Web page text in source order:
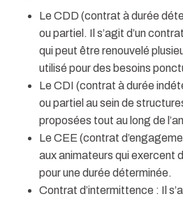
Le CDD (contrat à durée
ou partiel. Il s’agit d’un
qui peut être renouvelé
utilisé pour des besoins
Le CDI (contrat à durée
ou partiel au sein de
proposées tout au long de
Le CEE (contrat
aux animateurs qui exercent
pour une durée déterminée.
Contrat d’intermittence : Il